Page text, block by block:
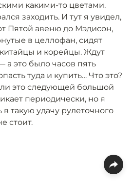
какими-то цветами.
заходить. И тут я увидел,
Пятой авеню до Мэдисон,
в целлофан, сидят
и корейцы. Ждут
а это было часов пять
туда и купить… Что это?
ли это следующей большой
периодически, но я
в такую удачу рулеточного
стоит.